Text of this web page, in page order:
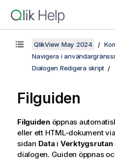
QlikView May 2024
Navigera i
Dialogen Redigera skript
Filguiden
Filguidenöppnas
eller ett HTML-dokument
sidan Datai Verktygsrutan
dialogen. Guiden öppnas